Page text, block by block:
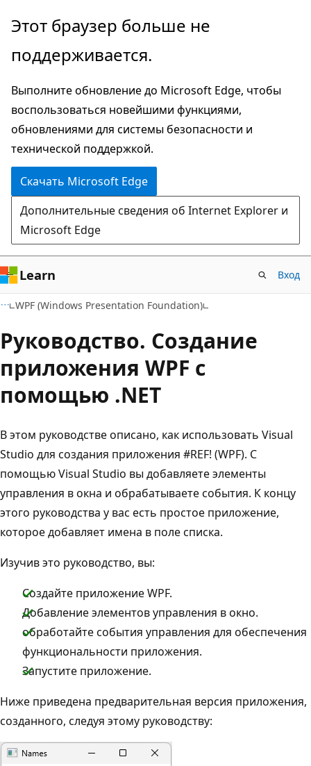
Пропустить
перейти
основному
содержимому
Этот браузер больше не
поддерживается.
Выполните обновление до Microsoft Edge, чтобы
воспользоваться новейшими функциями,
обновлениями для системы безопасности и
технической поддержкой.
Скачать Microsoft Edge
Дополнительные сведения об Internet Explorer и
Microsoft Edge
Learn Вход
WPF (Windows Presentation Foundation)
Руководство. Создание
приложения WPF с
помощью .NET
В этом руководстве описано, как использовать Visual
Studio для создания приложения #REF! (WPF). С
помощью Visual Studio вы добавляете элементы
управления в окна и обрабатываете события. К концу
этого руководства у вас есть простое приложение,
которое добавляет имена в поле списка.
Изучив это руководство, вы:
Создайте приложение WPF.
Добавление элементов управления в окно.
обработайте события управления для обеспечения
функциональности приложения.
Запустите приложение.
Ниже приведена предварительная версия приложения,
созданного, следуя этому руководству: